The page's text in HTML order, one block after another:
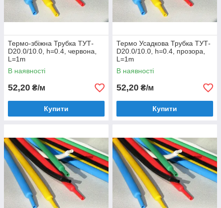
Термо-збіжна Трубка ТУТ-
D20.0/10.0, h=0.4, червона,
L=1m
В наявності
52,20 ₴/м
Купити
Термо Усадкова Трубка ТУТ-
D20.0/10.0, h=0.4, прозора,
L=1m
В наявності
52,20 ₴/м
Купити